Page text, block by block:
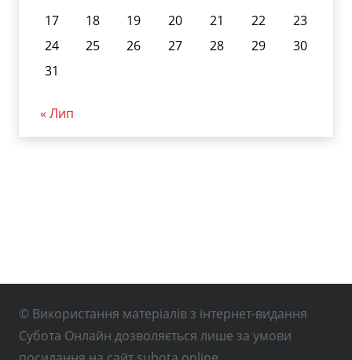
17
18 19 20 21 22
23
24
25 26 27 28 29
30
31
« Лип
© Використання матеріалів з інтернет-видання
Субота Онлайн дозволяється лише за умови